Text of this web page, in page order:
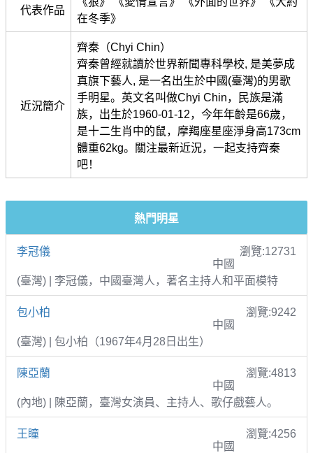
代表作品
在冬季》
近況簡介
齊秦（Chyi Chin）
齊秦曾經就讀於世界新聞專科學校, 是美夢成
真旗下藝人, 是一名出生於中國(臺灣)的男歌
手明星。英文名叫做Chyi Chin，民族是滿
族，出生於1960-01-12，今年年齡是66歲，
是十二生肖中的鼠，摩羯座星座淨身高173cm
體重62kg。關注最新近況，一起支持齊秦
吧！
熱門明星
李冠儀
瀏覽:12731
中國
(臺灣) | 李冠儀，中國臺灣人，著名主持人和平面模特
包小柏
瀏覽:9242
中國
(臺灣) | 包小柏（1967年4月28日出生）
陳亞蘭
瀏覽:4813
中國
(內地) | 陳亞蘭，臺灣女演員、主持人、歌仔戲藝人。
王瞳
瀏覽:4256
中國